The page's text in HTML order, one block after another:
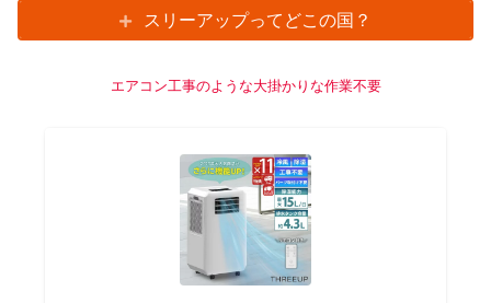
スリーアップってどこの国？
エアコン工事のような大掛かりな作業不要